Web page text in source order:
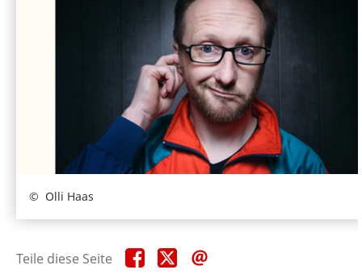
Olli Haas
Teile diese Seite Teile
diese
Teile
diese